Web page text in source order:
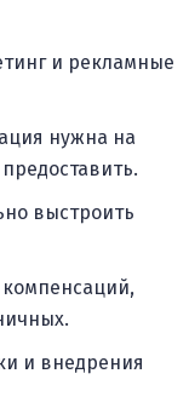
и рекламные
нужна на
выстроить
и внедрения